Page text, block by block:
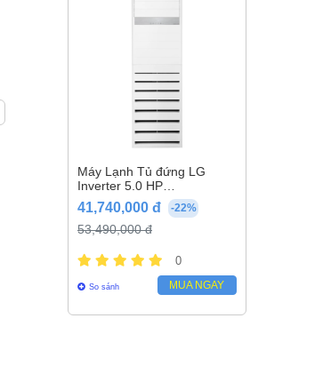
Máy Lạnh Tủ đứng LG
Inverter 5.0 HP
APNQ48GT3E4/AUUQ48GH4
(1 Pha)
41,740,000 đ -22%
53,490,000 đ
0
So sánh MUA NGAY